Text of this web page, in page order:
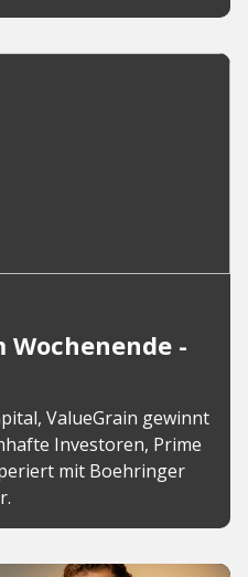
-
ValueGrain gewinnt
Investoren, Prime
mit Boehringer